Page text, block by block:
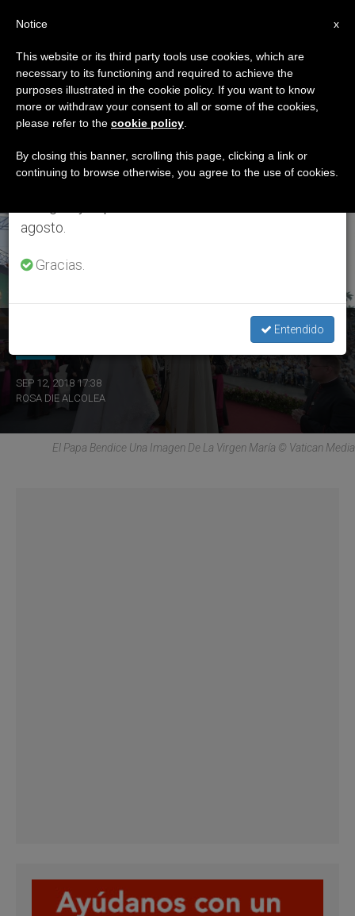
ETIQUETA
Posts Tagged ‘Santo
Nombre De María’
ÚLTIMAS NOTICIAS
Santo Nombre de María: Una protección contra los peligros
SEP 12, 2018 17:38
ROSA DIE ALCOLEA
El Papa Bendice Una Imagen De La Virgen María © Vatican Media
×
Aviso importante
Del 27 de julio al 7 de agosto haremos la pausa
anual, aprovechando que en el periodo de verano
se generan menos informaciones y también el
agosto.
Gracias.
Entendido
x
Notice
This website or its third party tools use cookies, which are
necessary to its functioning and required to achieve the
purposes illustrated in the cookie policy. If you want to know
more or withdraw your consent to all or some of the cookies,
please refer to the cookie policy
By closing this banner, scrolling this page, clicking a link or
continuing to browse otherwise, you agree to the use of cookies.